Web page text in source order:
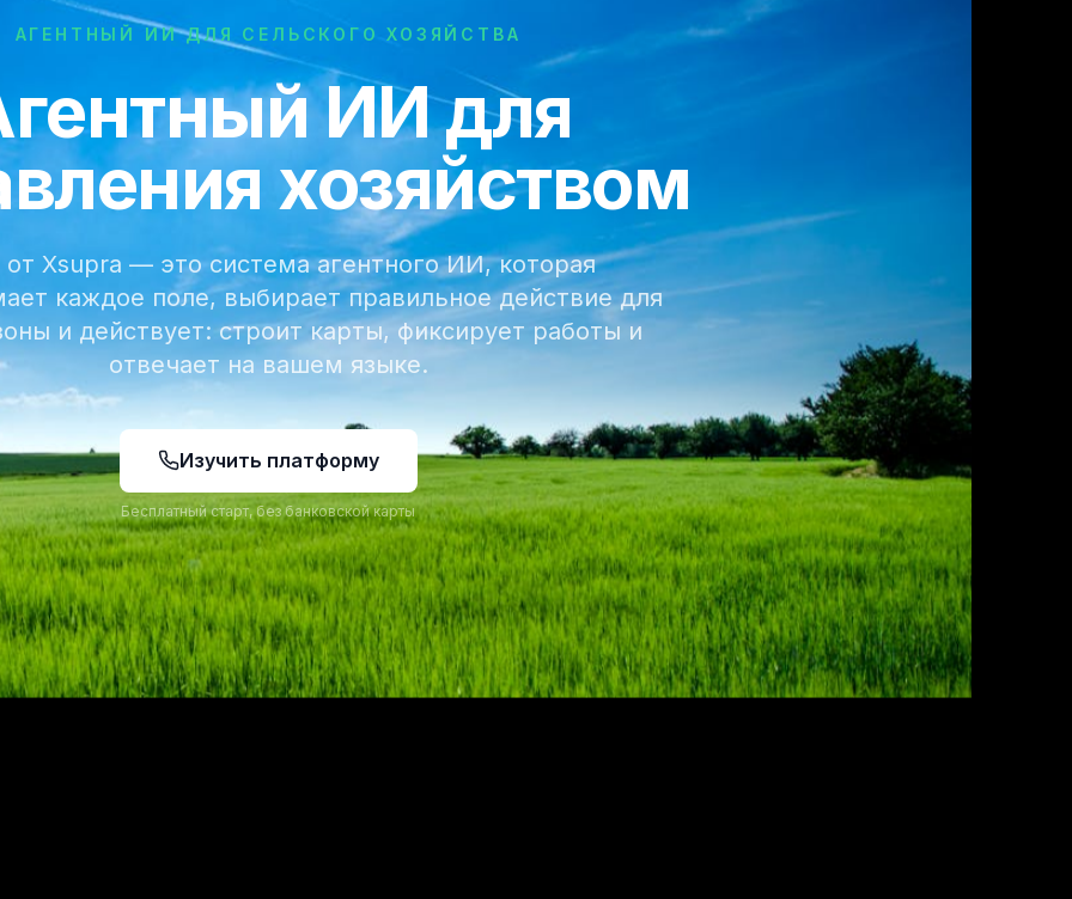
АГЕНТНЫЙ ИИ ДЛЯ СЕЛЬСКОГО ХОЗЯЙСТВА
ИИ для
хозяйством
от Xsupra — это система агентного ИИ, которая
каждое поле, выбирает правильное действие для
и действует: строит карты, фиксирует работы и
отвечает на вашем языке.
Изучить платформу
Бесплатный старт, без банковской карты